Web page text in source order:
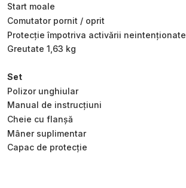
Start moale
Comutator pornit / oprit
Protecție împotriva activării neintenționate
Greutate 1,63 kg
Set
Polizor unghiular
Manual de instrucțiuni
Cheie cu flanșă
Mâner suplimentar
Capac de protecție